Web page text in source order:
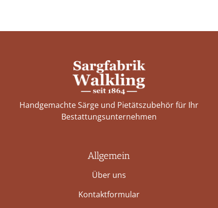
Handgemachte Särge und Pietätszubehör für Ihr
Bestattungs­unternehmen
Allgemein
Über uns
Kontaktformular